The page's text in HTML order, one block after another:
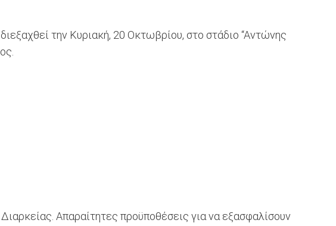
την Κυριακή, 20 Οκτωβρίου, στο στάδιο “Αντώνης
Απαραίτητες προϋποθέσεις για να εξασφαλίσουν